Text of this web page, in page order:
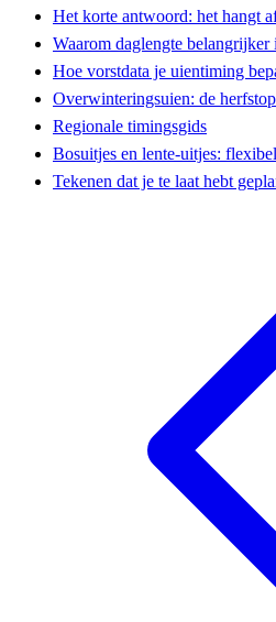
Het korte antwoord: het hangt
Waarom daglengte belangrijker
Hoe vorstdata je uientiming
Overwinteringsuien: de
Regionale timingsgids
Bosuitjes en lente-uitjes:
Tekenen dat je te laat hebt